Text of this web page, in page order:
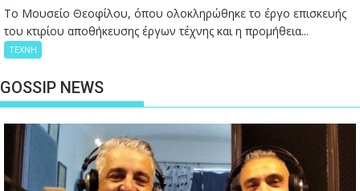
Το Μουσείο Θεοφίλου, όπου ολοκληρώθηκε το έργο επισκευής
του κτιρίου αποθήκευσης έργων τέχνης και η προμήθεια...
ΤΕΧΝΗ
GOSSIP NEWS